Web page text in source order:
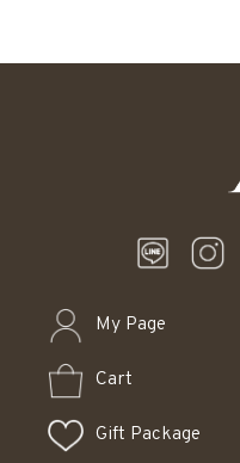
My Page
Cart
Gift Package